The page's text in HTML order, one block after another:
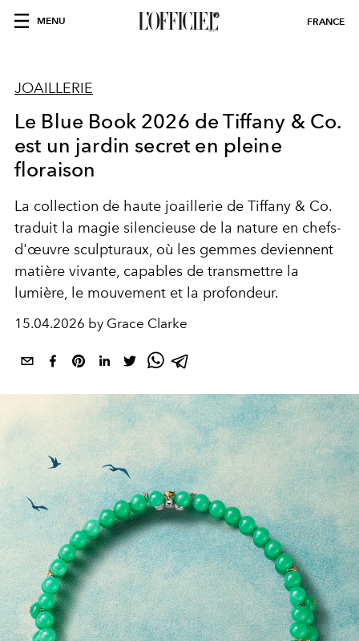
MENU FRANCE
JOAILLERIE
Le Blue Book 2026 de Tiffany & Co.
est un jardin secret en pleine
floraison
La collection de haute joaillerie de Tiffany & Co.
traduit la magie silencieuse de la nature en chefs-
d'œuvre sculpturaux, où les gemmes deviennent
matière vivante, capables de transmettre la
lumière, le mouvement et la profondeur.
15.04.2026 by Grace Clarke